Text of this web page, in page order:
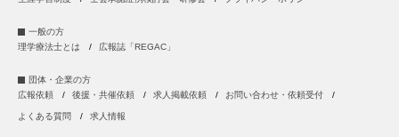
一般の方
理学療法士とは
広報誌「REGAC」
団体・企業の方
広報依頼
後援・共催依頼 求人掲載依頼 お問い合わせ・依頼受付
よくある質問 求人情報